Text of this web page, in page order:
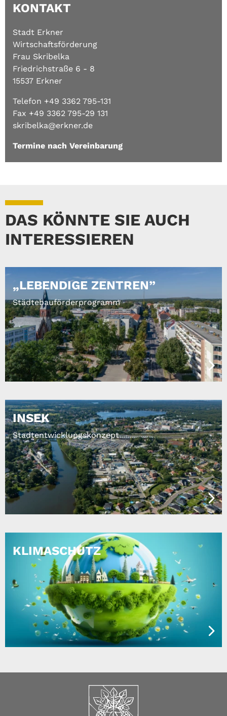
KONTAKT
Stadt Erkner
Wirtschaftsförderung
Frau Skribelka
Friedrichstraße 6 - 8
15537 Erkner
Telefon +49 3362 795-131
Fax +49 3362 795-29 131
skribelka@erkner.de
Termine nach Vereinbarung
DAS KÖNNTE SIE AUCH
INTERESSIEREN
„LEBENDIGE ZENTREN”
Städtebauförderprogramm
INSEK
Stadtentwicklungskonzept
KLIMASCHUTZ